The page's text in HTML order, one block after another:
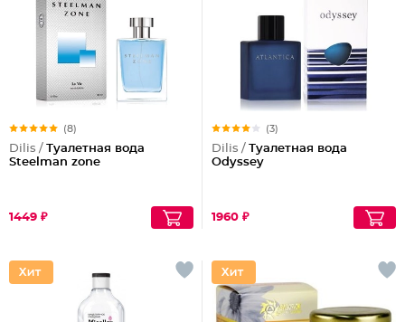
(8)
Dilis / Туалетная вода
Steelman zone
1449 ₽
(3)
Dilis / Туалетная вода
Odyssey
1960 ₽